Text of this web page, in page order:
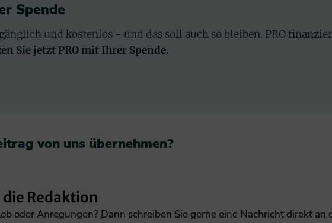
Spende
und kostenlos - und das soll auch so bleiben. PRO
Sie jetzt PRO mit Ihrer Spende.
von uns übernehmen?​
Redaktion
oder Anregungen? Dann schreiben Sie gerne eine Nachricht direkt an